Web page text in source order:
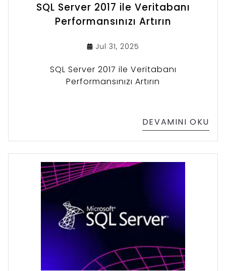
SQL Server 2017 ile Veritabanı
Performansınızı Artırın
Jul 31, 2025
SQL Server 2017 ile Veritabanı
Performansınızı Artırın
DEVAMINI OKU